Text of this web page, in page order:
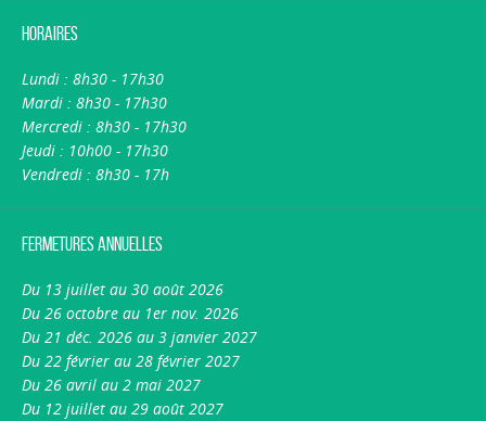
Horaires
Lundi : 8h30 - 17h30
Mardi : 8h30 - 17h30
Mercredi : 8h30 - 17h30
Jeudi : 10h00 - 17h30
Vendredi : 8h30 - 17h
Fermetures annuelles
Du 13 juillet au 30 août 2026
Du 26 octobre au 1er nov. 2026
Du 21 déc. 2026 au 3 janvier 2027
Du 22 février au 28 février 2027
Du 26 avril au 2 mai 2027
Du 12 juillet au 29 août 2027